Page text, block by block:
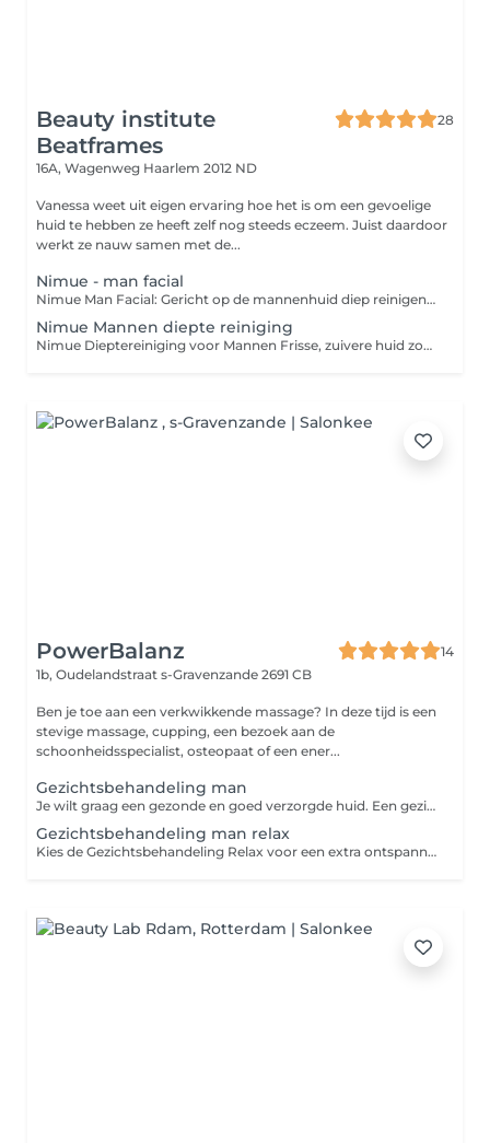
Beauty institute
Beatframes
28
16A, Wagenweg Haarlem 2012 ND
Vanessa weet uit eigen ervaring hoe het is om een gevoelige
huid te hebben ze heeft zelf nog steeds eczeem. Juist daardoor
werkt ze nauw samen met de...
Nimue - man facial
Nimue Man Facial: Gericht op de mannenhuid diep reinigen, kalmeren en versterken De Nimue Man Facial is een op maat gemaakte gezichtsbehandeling die inspeelt op de specifieke behoeften van de mannelijke huid. Door invloeden zoals scheren, talgproductie, stress en blootstelling aan weer en wind, heeft de mannenhuid vaak behoefte aan een intensieve reiniging, hydratatie en huidversterking. Deze behandeling combineert de krachtige cosmeceuticals van Nimue met een effectieve maar no-nonsense aanpak ideaal voor mannen die resultaat willen. Wat houdt de behandeling in? Grondige reiniging en enzymatische exfoliatie Stoom en dieptereiniging voor het verwijderen van onzuiverheden Kalmerend masker en actieve serums afgestemd op de huidconditie Afsluitende verzorging met bescherming en herstellende werkstoffen Waarom deze behandeling? Vermindert verstoppingen, roodheid en ingegroeide haren Verbetert de huidtextuur en uitstraling Kalmeert na het scheren en versterkt de huidbarrière Stimuleert cel vernieuwing en laat de huid er fris en verzorgd uitzien Aanbevolen bij: Vette of gecombineerde huid Onzuiverheden of grove poriën Geïrriteerde huid door scheren Vermoeide, doffe of gestreste huid Duur: ± 45 minuten Resultaat: Een zuivere, gekalmeerde en energieke huid klaar voor elke dag Tip: Perfect als periodieke opfrisser of als start van een huidverbeteringstraject voor mannen.
Nimue Mannen diepte reiniging
Nimue Dieptereiniging voor Mannen Frisse, zuivere huid zonder gedoe De Nimue Dieptereiniging voor Mannen is een effectieve behandeling gericht op het verwijderen van onzuiverheden, het verminderen van mee-eters en het in balans brengen van de huid. De mannenhuid is vaak wat dikker, produceert meer talg en kan snel geïrriteerd raken door scheren deze behandeling pakt dat doelgericht aan. Wat kun je verwachten? Grondige reiniging en enzymatische peeling Stoom en manuele reiniging van poriën en onzuiverheden Kalmerend masker om roodheid te verminderen Afsluitende verzorging met talgregulerende en hydraterende producten Ideaal voor: Vette of gecombineerde huid Verstopte poriën en mee-eters Ruwe of onregelmatige huidstructuur Huidirritatie na scheren Duur: ± 60 minuten Resultaat: Een zuivere, gladde en frisse huid die er verzorgd uitziet Tip: Regelmatig toepassen houdt de huid helder, voorkomt puistjes en verbetert het scheerresultaat.
PowerBalanz
14
1b, Oudelandstraat s-Gravenzande 2691 CB
Ben je toe aan een verkwikkende massage? In deze tijd is een
stevige massage, cupping, een bezoek aan de
schoonheidsspecialist, osteopaat of een ener...
Gezichtsbehandeling man
Je wilt graag een gezonde en goed verzorgde huid. Een gezichtsbehandeling voor mannen helpt je huid in goede conditie te brengen en te houden. Je huid krijgt volop aandacht van de schoonheidsspecialiste. De behandeling wordt helemaal afgestemd op jouw huidbeeld. Als dat nodig is, dan worden oneffenheden zoals mee-eters of gerstekorrels verwijderd. En als je wilt, worden ook je wenkbrauwen bijgewerkt. Een behandeling werkt ook nog eens ontspannend. Omdat scheren de mannenhuid kan irriteren en eigenlijk zelfs een klein beetje beschadigt, kan de huid extra gevoelig zijn tijdens de behandeling. Ook zijn verse stoppels erg scherp tijdens het masseren van de gezichtshuid. We vragen je daarom om je 24 uur van te voren niet te scheren. Gezichtsbehandeling voor de man: hoe werkt het? In een korte intake bespreken we wat je wensen en behoeften zijn. Je behandeling wordt hier helemaal op afgestemd. De gezichtsbehandeling voor mannen begint met een reiniging van de huid, inclusief een reinigend masker. De behandeling wordt afgesloten met gezichtsverzorging. Omdat verschillende mensen verschillende wensen hebben, geven we de volgende keuze in gezichtsbehandelingen: Gezichtsbehandeling van 45 minuten Gezichtsbehandeling Relax van 75 minuten
Gezichtsbehandeling man relax
Kies de Gezichtsbehandeling Relax voor een extra ontspannen behandeling. Je krijgt een reinigend én voedend masker en deelmassage. De deelmassage is een massage van je armen, handen en hoofdhuid. De Gezichtsbehandeling Relax duurt 75 minuten. Na de reiniging is je huid klaar voor een ontspannende massage van gezicht, hals, schouders en de bovenkant van de borst. Hierna krijg je een voedend masker en sluiten we af met gezichtsverzorging.